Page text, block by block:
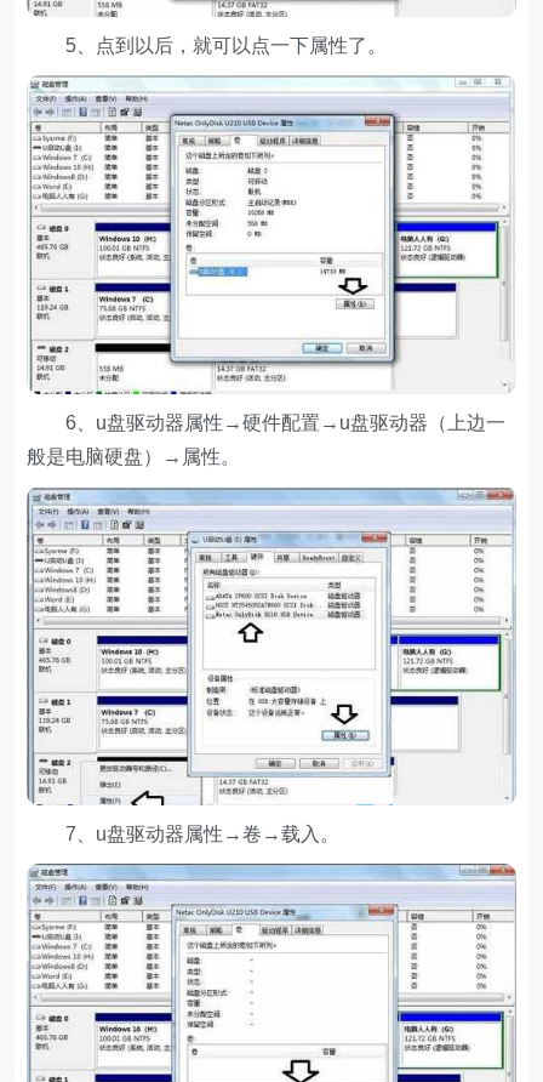
5、点到以后，就可以点一下属性了。
6、u盘驱动器属性→硬件配置→u盘驱动器（上边一
般是电脑硬盘）→属性。
7、u盘驱动器属性→卷→载入。